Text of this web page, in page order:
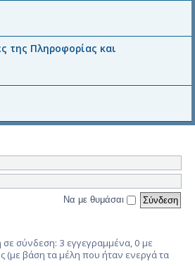
της Πληροφορίας και
Να με θυμάσαι
σε σύνδεση: 3 εγγεγραμμένα, 0 με
(με βάση τα μέλη που ήταν ενεργά τα